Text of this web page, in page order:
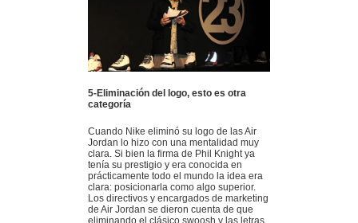
5-Eliminación del logo, esto es otra
categoría
Cuando Nike eliminó su logo de las Air
Jordan lo hizo con una mentalidad muy
clara. Si bien la firma de Phil Knight ya
tenía su prestigio y era conocida en
prácticamente todo el mundo la idea era
clara: posicionarla como algo superior.
Los directivos y encargados de marketing
de Air Jordan se dieron cuenta de que
eliminando el clásico swoosh y las letras